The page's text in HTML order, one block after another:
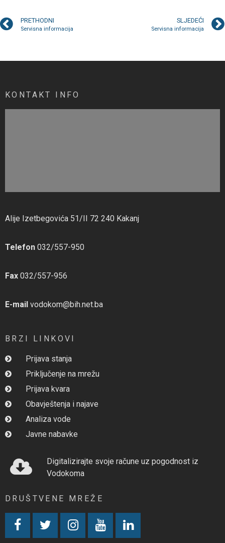
PRETHODNI
Servisna informacija
SLJEDEĆI
Servisna informacija
KONTAKT INFO
Alije Izetbegovića 51/II 72 240 Kakanj
Telefon 032/557-950
Fax 032/557-956
E-mail vodokom@bih.net.ba
BRZI LINKOVI
Prijava stanja
Priključenje na mrežu
Prijava kvara
Obavještenja i najave
Analiza vode
Javne nabavke
Digitalizirajte svoje račune uz pogodnost iz
Vodokoma
DRUŠTVENE MREŽE